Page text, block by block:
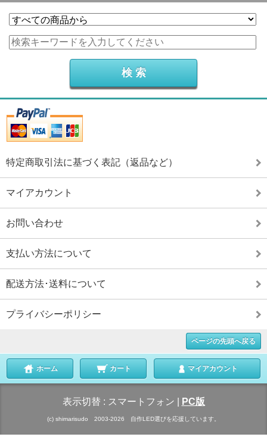
特定商取引法に基づく表記（返品など）
マイアカウント
お問い合わせ
支払い方法について
配送方法･送料について
プライバシーポリシー
ページの先頭へ戻る
ホーム カート マイアカウント
表示切替 : スマートフォン PC版
(c) shimarisudo 2003-2026 自作LED選びを応援しています。